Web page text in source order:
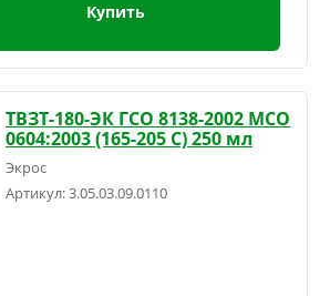
Купить
ТВЗТ-180-ЭК ГСО 8138-2002 МСО
0604:2003 (165-205 С) 250 мл
Экрос
Артикул:3.05.03.09.0110